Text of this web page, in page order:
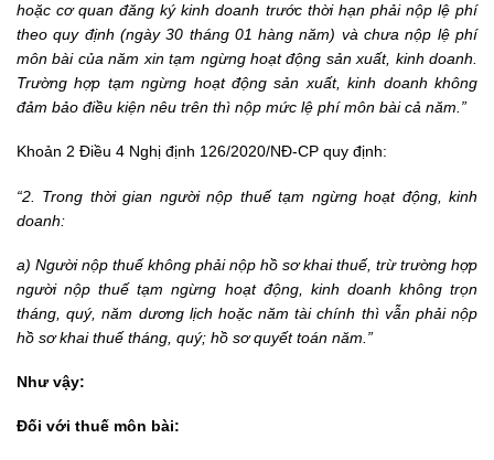
hoặc cơ quan đăng ký kinh doanh trước thời hạn phải nộp lệ phí
theo quy định (ngày 30 tháng 01 hàng năm) và chưa nộp lệ phí
môn bài của năm xin tạm ngừng hoạt động sản xuất, kinh doanh.
Trường hợp tạm ngừng hoạt động sản xuất, kinh doanh không
đảm bảo điều kiện nêu trên thì nộp mức lệ phí môn bài cả năm.”
Khoản 2 Điều 4 Nghị định 126/2020/NĐ-CP quy định:
“2. Trong thời gian người nộp thuế tạm ngừng hoạt động, kinh
doanh:
a) Người nộp thuế không phải nộp hồ sơ khai thuế, trừ trường hợp
người nộp thuế tạm ngừng hoạt động, kinh doanh không trọn
tháng, quý, năm dương lịch hoặc năm tài chính thì vẫn phải nộp
hồ sơ khai thuế tháng, quý; hồ sơ quyết toán năm.”
Như vậy:
Đối với thuế môn bài: